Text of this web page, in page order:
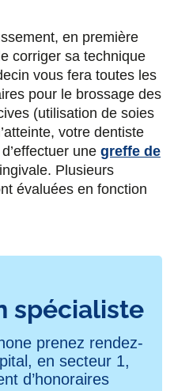
en première
corriger sa technique
vous fera toutes les
pour le brossage des
(utilisation de soies
votre dentiste
une greffe de
Plusieurs
évaluées en fonction
spécialiste
prenez rendez-
en secteur 1,
d’honoraires